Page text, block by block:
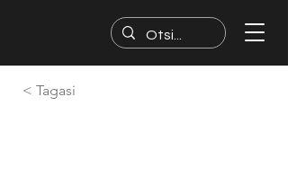
< Tagasi